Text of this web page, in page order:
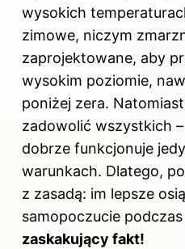
wysokich
zimowe, niczym
zaprojektowane, aby
wysokim poziomie,
poniżej zera.
zadowolić wszystkich
dobrze funkcjonuje
warunkach. Dlatego,
z zasadą: im lepsze
samopoczucie
zaskakujący fakt!